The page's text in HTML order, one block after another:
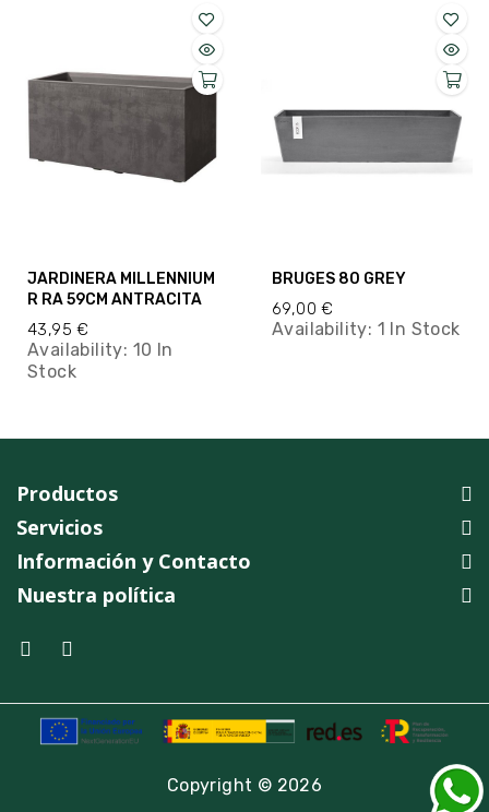
JARDINERA MILLENNIUM
R RA 59CM ANTRACITA
43,95 €
Availability: 10 In
Stock
BRUGES 80 GREY
69,00 €
Availability: 1 In Stock
Productos
Servicios
Información y Contacto
Nuestra política
Copyright © 2026